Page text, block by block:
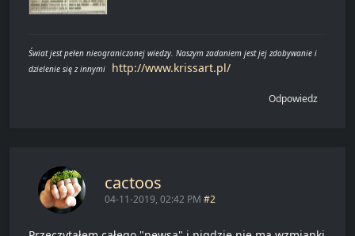
Świat jest pełen nieograniczonej wiedzy. Naszym zadaniem jest jej zdobywanie i
dzielenie się z innymi
http://www.krissart.pl/
Odpowiedz
cactoos
04-11-2019, 02:42 PM #2